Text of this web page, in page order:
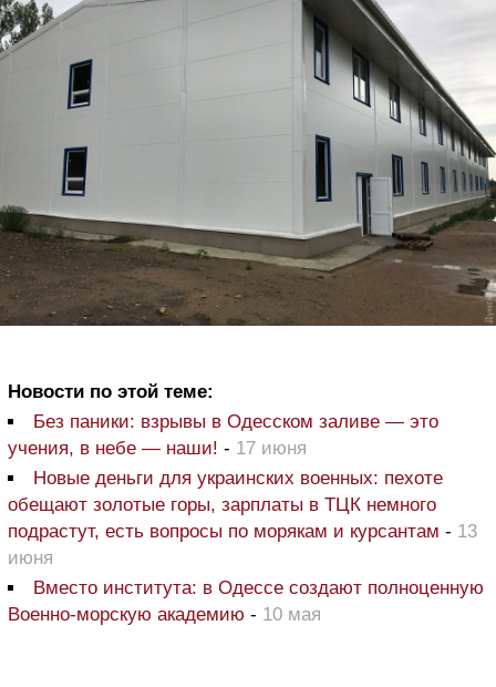
Новости по этой теме:
Без паники: взрывы в Одесском заливе — это
учения, в небе — наши! - 17 июня
Новые деньги для украинских военных: пехоте
обещают золотые горы, зарплаты в ТЦК немного
подрастут, есть вопросы по морякам и курсантам - 13
июня
Вместо института: в Одессе создают полноценную
Военно-морскую академию - 10 мая